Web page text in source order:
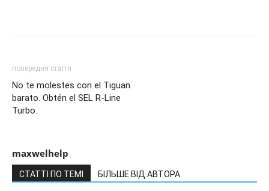
попередня стаття
No te molestes con el Tiguan
barato. Obtén el SEL R-Line
Turbo.
maxwelhelp
СТАТТІ ПО ТЕМІ БІЛЬШЕ ВІД АВТОРА